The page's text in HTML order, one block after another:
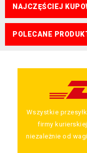
NAJCZĘŚCIEJ
POLECANE
Wszystkie
firmy kurierskiej
niezależnie od